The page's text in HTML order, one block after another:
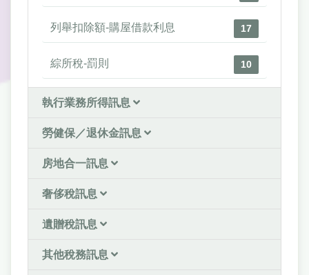
列舉扣除額-購屋借款利息 17
綜所稅-罰則 10
執行業務所得訊息
勞健保／退休金訊息
房地合一訊息
奢侈稅訊息
遺贈稅訊息
其他稅務訊息